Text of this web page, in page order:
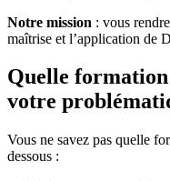
Notre mission : vous
maîtrise et l’application de
Quelle
votre
Vous ne savez pas quelle
dessous :